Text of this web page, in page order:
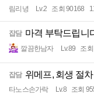
림리녕 Lv.2 조회 90168
잡담 마격 부탁드립니
깔끔한남자 Lv.89 조
잡담 위메프, 회생 절
타노스손가락 Lv.8 조회